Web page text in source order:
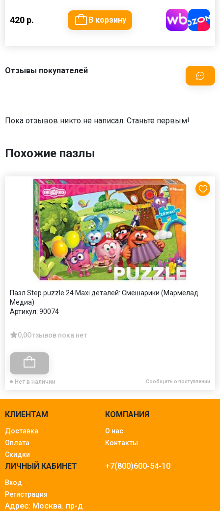
420 р. В корзину
Отзывы покупателей
Пока отзывов никто не написал. Станьте первым!
Похожие пазлы
Пазл Step puzzle 24 Maxi деталей: Смешарики (Мармелад
Медиа)
Артикул: 90074
0,0Отзывов пока нет
Нет в наличии Сообщить о поступлении
КЛИЕНТАМ
Доставка
Оплата
Скидки
КОМПАНИЯ
О нас
Контакты
ЛИЧНЫЙ КАБИНЕТ
Вход
Регистрация
+7(800)600-54-10
Адрес: Москва. пр-д